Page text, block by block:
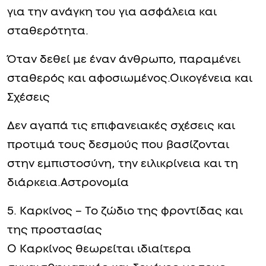
για την ανάγκη του για ασφάλεια και
σταθερότητα.
Όταν δεθεί με έναν άνθρωπο, παραμένει
σταθερός και αφοσιωμένος.Οικογένεια και
Σχέσεις
Δεν αγαπά τις επιφανειακές σχέσεις και
προτιμά τους δεσμούς που βασίζονται
στην εμπιστοσύνη, την ειλικρίνεια και τη
διάρκεια.Αστρονομία
5. Καρκίνος – Το ζώδιο της φροντίδας και
της προστασίας
Ο Καρκίνος θεωρείται ιδιαίτερα